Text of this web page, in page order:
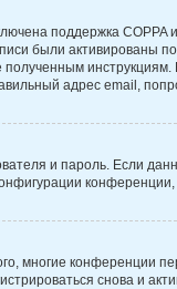
поддержка COPPA
были активированы
адрес email,
и пароль. Если
многие конференции
снова и